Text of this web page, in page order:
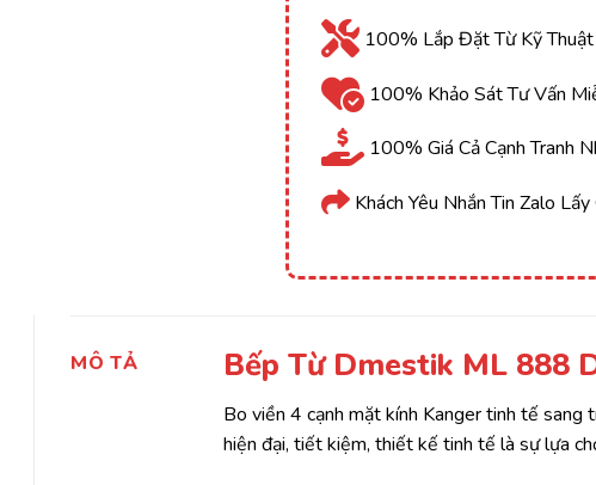
100% Lắp Đặt Từ Kỹ Thuật
100% Khảo Sát Tư Vấn
100% Giá Cả Cạnh Tranh
Khách Yêu Nhắn Tin Zalo
MÔ TẢ Bếp Từ Dmestik ML 888
Bo viền 4 cạnh mặt kính Kanger tinh tế sang
hiện đại, tiết kiệm, thiết kế tinh tế là sự lựa